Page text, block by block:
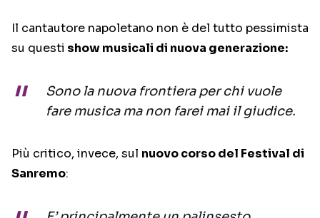
Il cantautore napoletano non è del tutto pessimista
su questi show musicali di nuova generazione:
Sono la nuova frontiera per chi vuole
fare musica ma non farei mai il giudice.
Più critico, invece, sul nuovo corso del Festival di
Sanremo: